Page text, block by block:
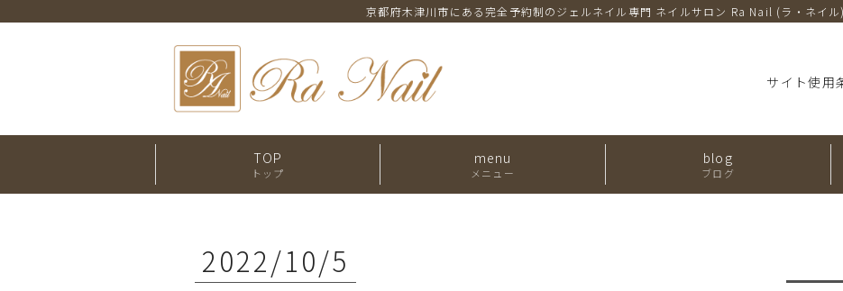
京都府木津川市にある完全予約制のジェルネイル専門 ネイルサロン Ra Nail (ラ・ネイル)
サイト使用
TOP
トップ
menu
メニュー
blog
ブログ
2022/10/5